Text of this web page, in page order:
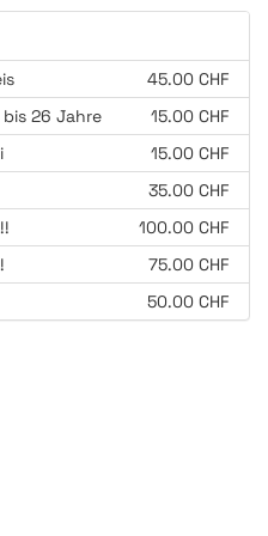
45.00 CHF
26 Jahre
15.00 CHF
15.00 CHF
35.00 CHF
100.00 CHF
75.00 CHF
50.00 CHF